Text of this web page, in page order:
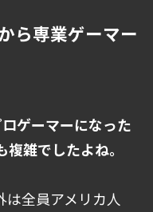
ら専業ゲーマー
ゲーマーになった
雑でしたよね。
は全員アメリカ人